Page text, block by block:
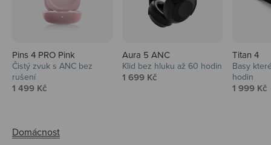
Pins 4 PRO Pink
Čistý zvuk s ANC bez
rušení
Prodejní cena
1 499 Kč
Aura 5 ANC
Klid bez hluku až 60 hodin
Prodejní cena
1 699 Kč
Titan 4
Basy
hodin
Prodejní
1 999 Kč